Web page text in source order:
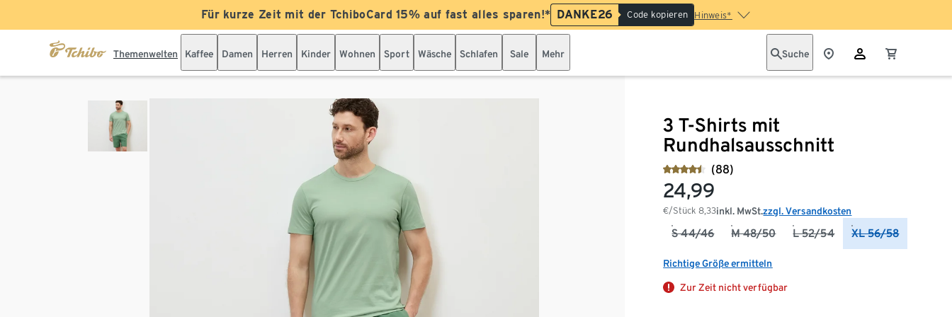
Für kurze Zeit mit der TchiboCard 15% auf fast alles sparen!* DANKE26 Code kopieren Hinweis*
Themenwelten Kaffee Damen Herren Kinder Wohnen Sport Wäsche Schlafen Sale Mehr Suche
3 T-Shirts mit
Rundhalsausschnitt
(88)
24,99
€/Stück8,33inkl. MwSt.zzgl. Versandkosten
S 44/46 M 48/50 L 52/54 XL 56/58
Richtige Größe ermitteln
Zur Zeit nicht verfügbar